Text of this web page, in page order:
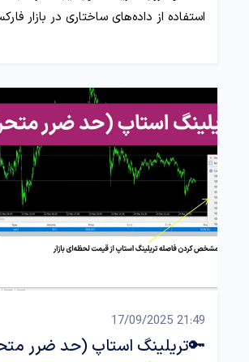
استفاده از داده‌های ساختاری در بازار
21:49 17/09/2025
🔑تریلینگ استاپ (حد ضرر